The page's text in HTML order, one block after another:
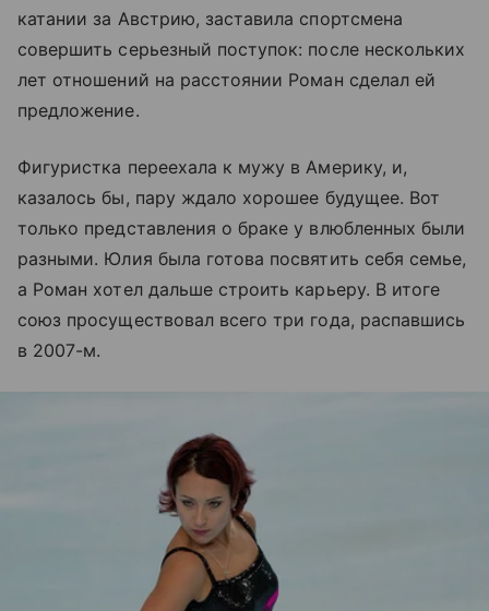
катании за Австрию, заставила спортсмена
совершить серьезный поступок: после нескольких
лет отношений на расстоянии Роман сделал ей
предложение.
Фигуристка переехала к мужу в Америку, и,
казалось бы, пару ждало хорошее будущее. Вот
только представления о браке у влюбленных были
разными. Юлия была готова посвятить себя семье,
а Роман хотел дальше строить карьеру. В итоге
союз просуществовал всего три года, распавшись
в 2007-м.